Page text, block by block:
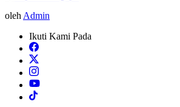
oleh Admin
Ikuti Kami Pada